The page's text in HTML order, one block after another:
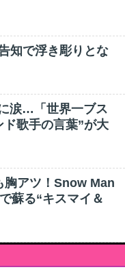
知で浮き彫りとな
涙…「世界一ブス
歌手の言葉”が大
胸アツ！Snow Man
蘇る“キスマイ＆